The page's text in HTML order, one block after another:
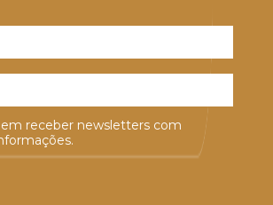
receber newsletters com